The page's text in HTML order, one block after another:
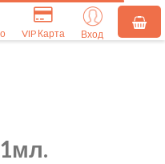
VIP Карта Вход